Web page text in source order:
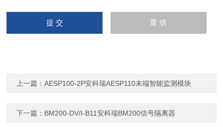
上一篇：AESP100-2P安科瑞AESP110末端智能监测模块
下一篇： BM200-DV/I-B11安科瑞BM200信号隔离器